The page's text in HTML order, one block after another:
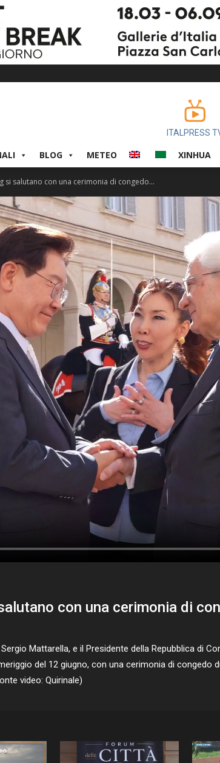
ITALPRESS
BLOG METEO XINHUA
si salutano con una cerimonia di congedo...
con una cerimonia di
Mattarella, e il Presidente della Repubblica di
del 12 giugno, con una cerimonia di congedo
video: Quirinale)